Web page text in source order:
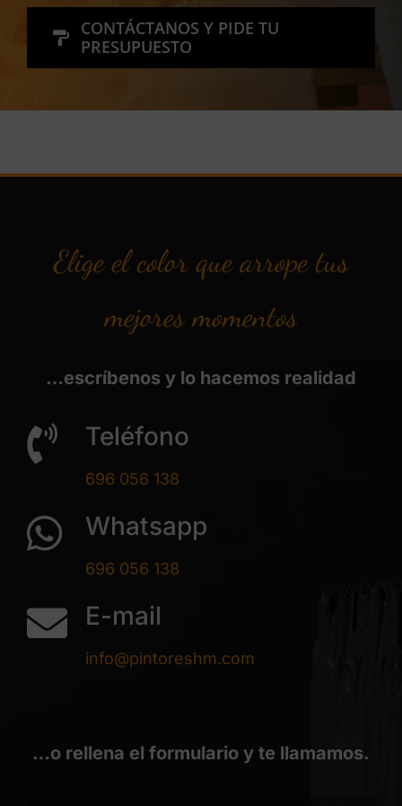
CONTÁCTANOS Y PIDE TU
PRESUPUESTO
Elige el color que arrope tus
mejores momentos
…escríbenos y lo hacemos realidad
Teléfono
696 056 138
Whatsapp
696 056 138
E-mail
info@pintoreshm.com
…o rellena el formulario y te llamamos.